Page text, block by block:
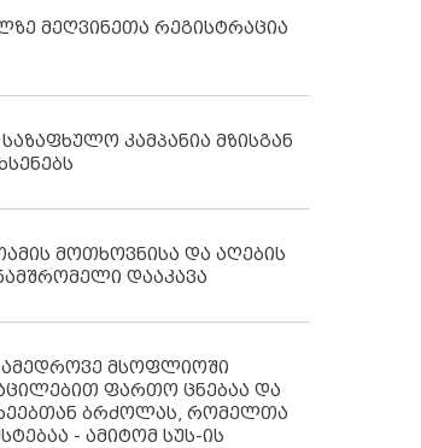
მეღვინეთა რეგისტრაცია
კამპანია მზისგან
მოთხოვნისა და აღების
დააკავა
მსოფლიოში
ფართო ცნებაა და
ბრძოლას, რომელთა
- ამიტომ სუს-ის